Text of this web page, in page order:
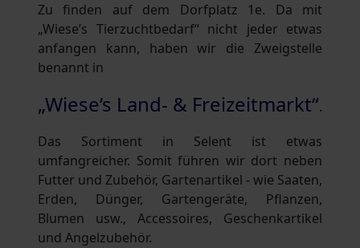
Zu finden auf dem Dorfplatz 1e. Da mit
„Wiese’s Tierzuchtbedarf“ nicht jeder etwas
anfangen kann, haben wir die Zweigstelle
benannt in
„Wiese’s Land- & Freizeitmarkt“.
Das Sortiment in Selent ist etwas
umfangreicher. Somit führen wir dort neben
Futter und Zubehör, Gartenartikel - wie Saaten,
Erden, Dünger, Gartengeräte, Pflanzen,
Blumen usw., Accessoires, Geschenkartikel
und Angelzubehör.